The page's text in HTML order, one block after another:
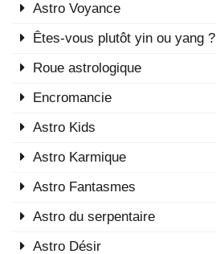
Astro Voyance
Êtes-vous plutôt yin ou yang ?
Roue astrologique
Encromancie
Astro Kids
Astro Karmique
Astro Fantasmes
Astro du serpentaire
Astro Désir